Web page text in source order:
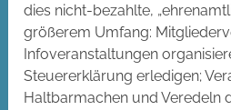
dies nicht-bezahlte,
größerem Umfang:
Infoveranstaltungen
Steuererklärung erledigen;
Haltbarmachen und Veredeln